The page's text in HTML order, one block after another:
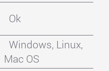
Ok
Windows, Linux,
Mac OS